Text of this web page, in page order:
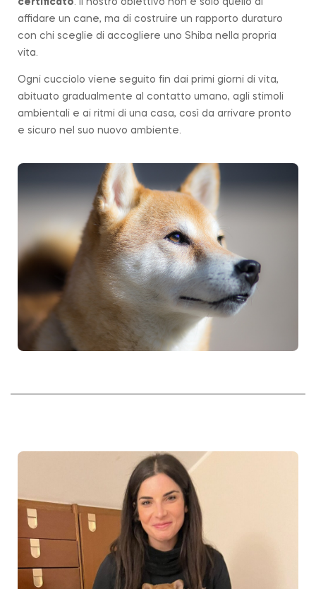
certificato. Il nostro obiettivo non è solo quello di
affidare un cane, ma di costruire un rapporto duraturo
con chi sceglie di accogliere uno Shiba nella propria
vita.
Ogni cucciolo viene seguito fin dai primi giorni di vita,
abituato gradualmente al contatto umano, agli stimoli
ambientali e ai ritmi di una casa, così da arrivare pronto
e sicuro nel suo nuovo ambiente.